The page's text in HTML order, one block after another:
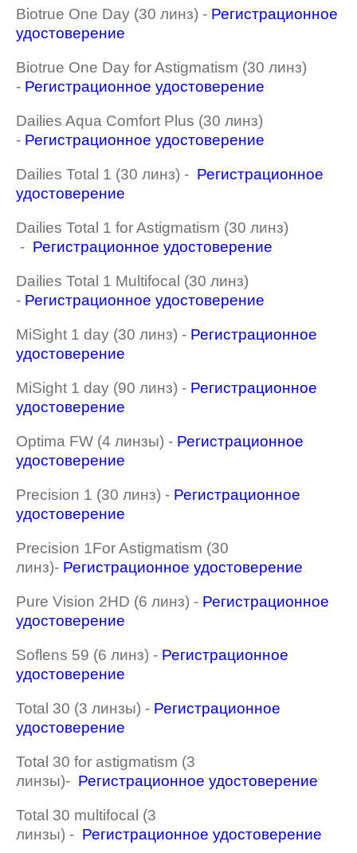
Biotrue One Day (30 линз) - Регистрационное
удостоверение
Biotrue One Day for Astigmatism (30 линз)
- Регистрационное удостоверение
Dailies Aqua Comfort Plus (30 линз)
- Регистрационное удостоверение
Dailies Total 1 (30 линз) - Регистрационное
удостоверение
Dailies Total 1 for Astigmatism (30 линз)
- Регистрационное удостоверение
Dailies Total 1 Multifocal (30 линз)
- Регистрационное удостоверение
MiSight 1 day (30 линз) - Регистрационное
удостоверение
MiSight 1 day (90 линз) - Регистрационное
удостоверение
Optima FW (4 линзы) - Регистрационное
удостоверение
Precision 1 (30 линз) - Регистрационное
удостоверение
Precision 1For Astigmatism (30
линз)- Регистрационное удостоверение
Pure Vision 2HD (6 линз) - Регистрационное
удостоверение
Soflens 59 (6 линз) - Регистрационное
удостоверение
Total 30 (3 линзы) - Регистрационное
удостоверение
Total 30 for astigmatism (3
линзы)- Регистрационное удостоверение
Total 30 multifocal (3
линзы) - Регистрационное удостоверение